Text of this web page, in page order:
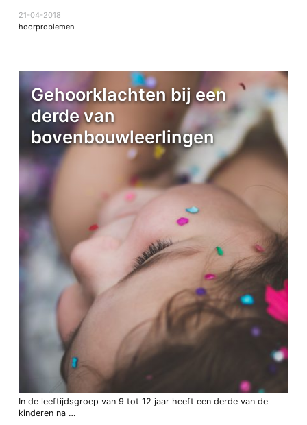
21-04-2018
hoorproblemen
Gehoorklachten bij een
derde van
bovenbouwleerlingen
In de leeftijdsgroep van 9 tot 12 jaar heeft een derde van de
kinderen na …